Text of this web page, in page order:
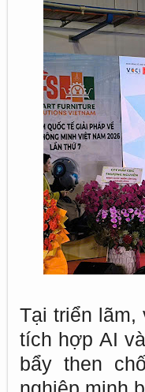
Tại triển lãm,
tích hợp AI
bẩy then